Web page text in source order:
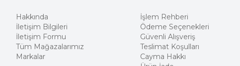
Hakkında
İletişim Bilgileri
İletişim Formu
Tüm Mağazalarımız
Markalar
İşlem Rehberi
Ödeme Seçenekleri
Güvenli Alışveriş
Teslimat Koşulları
Cayma Hakkı